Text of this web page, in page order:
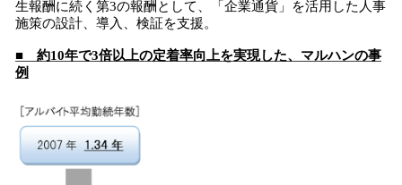
生報酬に続く第3の報酬として、「企業通貨」を活用した人事
施策の設計、導入、検証を支援。
■ 約10年で3倍以上の定着率向上を実現した、マルハンの事
例